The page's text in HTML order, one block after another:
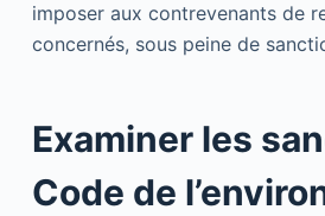
imposer aux contrevenants de
concernés, sous peine de
Examiner les
Code de